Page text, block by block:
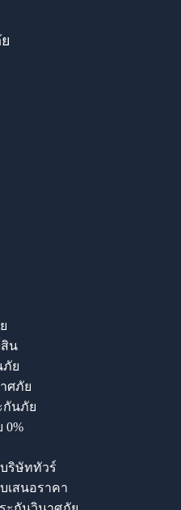
น
ภัย
ศภัย
กันภัย
0%
ริษัททัวร์
เสนอราคา